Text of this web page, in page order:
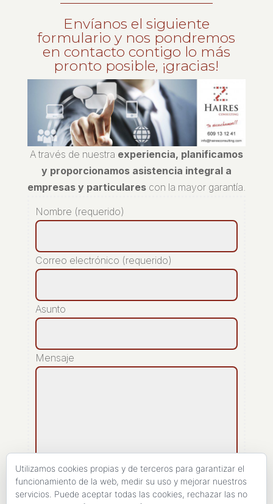
Envíanos el siguiente
formulario y nos pondremos
en contacto contigo lo más
pronto posible, ¡gracias!
A través de nuestra experiencia, planificamos
y proporcionamos asistencia integral a
empresas y particularescon la mayor garantía.
Nombre (requerido)
Correo electrónico (requerido)
Asunto
Mensaje
Utilizamos cookies propias y de terceros para garantizar el
funcionamiento de la web, medir su uso y mejorar nuestros
servicios. Puede aceptar todas las cookies, rechazar las no